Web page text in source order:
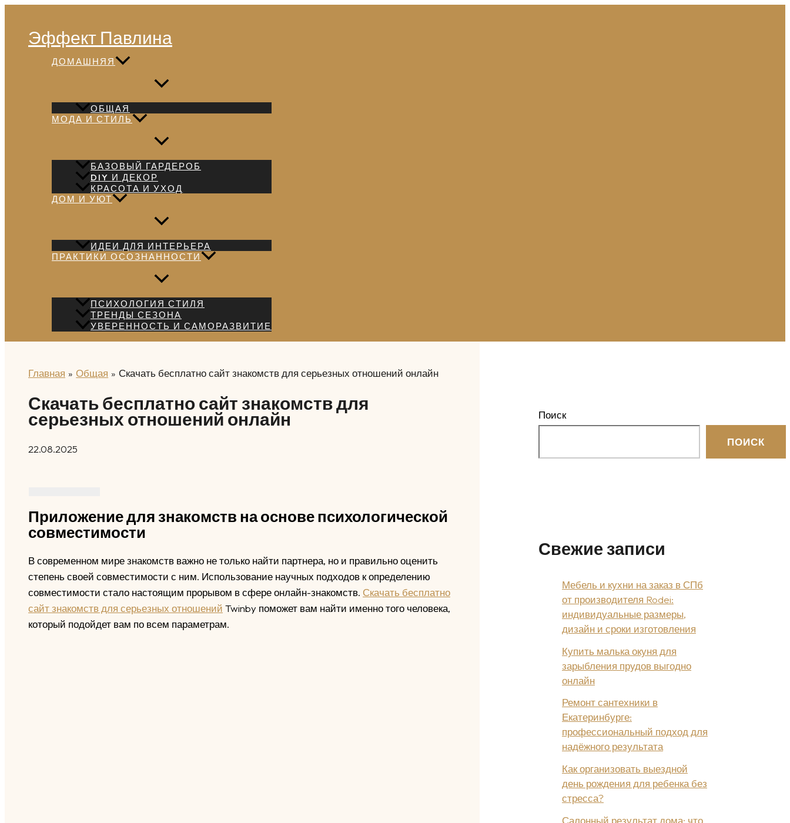
содержимому
Эффект Павлина
ДОМАШНЯЯ
ОБЩАЯ
МОДА И СТИЛЬ
БАЗОВЫЙ ГАРДЕРОБ
DIY И ДЕКОР
КРАСОТА И УХОД
ДОМ И УЮТ
ИДЕИ ДЛЯ ИНТЕРЬЕРА
ПРАКТИКИ ОСОЗНАННОСТИ
ПСИХОЛОГИЯ СТИЛЯ
ТРЕНДЫ СЕЗОНА
УВЕРЕННОСТЬ И САМОРАЗВИТИЕ
Главная Общая Скачать бесплатно сайт знакомств для серьезных отношений онлайн
Скачать бесплатно сайт знакомств для
серьезных отношений онлайн
22.08.2025
Приложение для знакомств на основе психологической
совместимости
В современном мире знакомств важно не только найти партнера, но и правильно оценить
степень своей совместимости с ним. Использование научных подходов к определению
совместимости стало настоящим прорывом в сфере онлайн-знакомств. Скачать бесплатно
сайт знакомств для серьезных отношений Twinby поможет вам найти именно того человека,
который подойдет вам по всем параметрам.
Поиск
ПОИСК
Свежие записи
Мебель и кухни на заказ в СПб
от производителя Rodei:
индивидуальные размеры,
дизайн и сроки изготовления
Купить малька окуня для
зарыбления прудов выгодно
онлайн
Ремонт сантехники в
Екатеринбурге:
профессиональный подход для
надёжного результата
Как организовать выездной
день рождения для ребенка без
стресса?
Салонный результат дома: что